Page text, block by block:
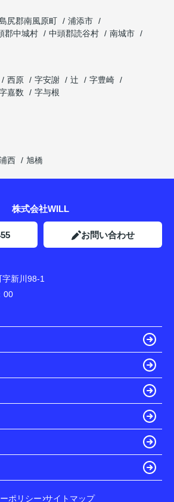
尻郡南風原町
浦添市
郡中城村 中頭郡読谷村
南城市
西原 字安謝 辻
字豊崎
嘉数
字与根
西 旭橋
株式会社WILL
お問い合わせ
新川98-1
00
ポリシー サイトマップ